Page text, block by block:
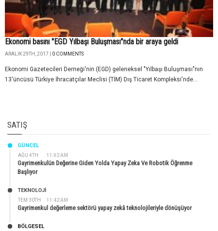
Ekonomi basını "EGD Yılbaşı Buluşması"nda bir araya geldi
ARALIK 29TH, 2017 | 0 COMMENTS
Ekonomi Gazetecileri Derneği'nin (EGD) geleneksel "Yılbaşı Buluşması"nın
13'üncüsü Türkiye İhracatçılar Meclisi (TİM) Dış Ticaret Kompleksi'nde...
SATIŞ
AĞU 4TH 11:02 AM
GÜNCEL
Gayrimenkulün Değerine Giden Yolda Yapay Zeka Ve Robotik Öğrenme
Başlıyor
TEM 30TH 11:42 AM
TEKNOLOJİ
Gayrimenkul değerleme sektörü yapay zekâ teknolojileriyle dönüşüyor
BÖLGESEL